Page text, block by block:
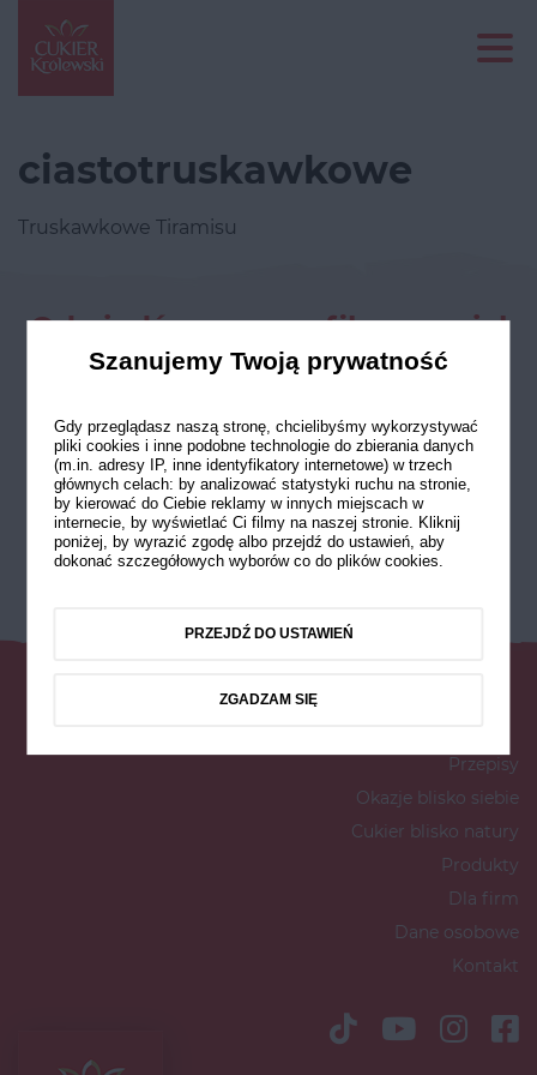
ciastotruskawkowe
Truskawkowe Tiramisu
Odwiedź nasze profile w social
mediach
Przepisy
Okazje blisko siebie
Cukier blisko natury
Produkty
Dla firm
Dane osobowe
Kontakt
Szanujemy Twoją prywatność
Gdy przeglądasz naszą stronę, chcielibyśmy wykorzystywać
pliki cookies i inne podobne technologie do zbierania danych
(m.in. adresy IP, inne identyfikatory internetowe) w trzech
głównych celach: by analizować statystyki ruchu na stronie,
by kierować do Ciebie reklamy w innych miejscach w
internecie, by wyświetlać Ci filmy na naszej stronie. Kliknij
poniżej, by wyrazić zgodę albo przejdź do ustawień, aby
dokonać szczegółowych wyborów co do plików cookies.
PRZEJDŹ DO USTAWIEŃ
ZGADZAM SIĘ